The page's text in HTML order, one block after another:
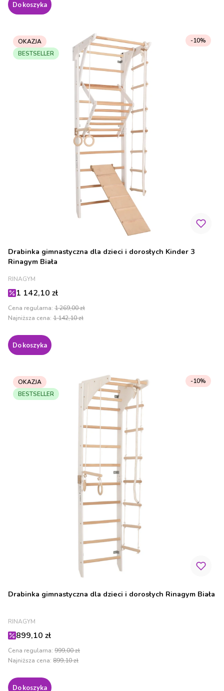
Do koszyka
OKAZJA
BESTSELLER
Drabinka gimnastyczna dla dzieci i dorosłych Kinder 3
Rinagym Biała
PRODUCENT
RINAGYM
Cena promocyjna
1 142,10 zł
Cena regularna: 1 269,00 zł
-10%
Najniższa cena: 1 142,10 zł
Do koszyka
OKAZJA
BESTSELLER
Drabinka gimnastyczna dla dzieci i dorosłych Rinagym Biała
PRODUCENT
RINAGYM
Cena promocyjna
899,10 zł
Cena regularna: 999,00 zł
-10%
Najniższa cena: 899,10 zł
Do koszyka